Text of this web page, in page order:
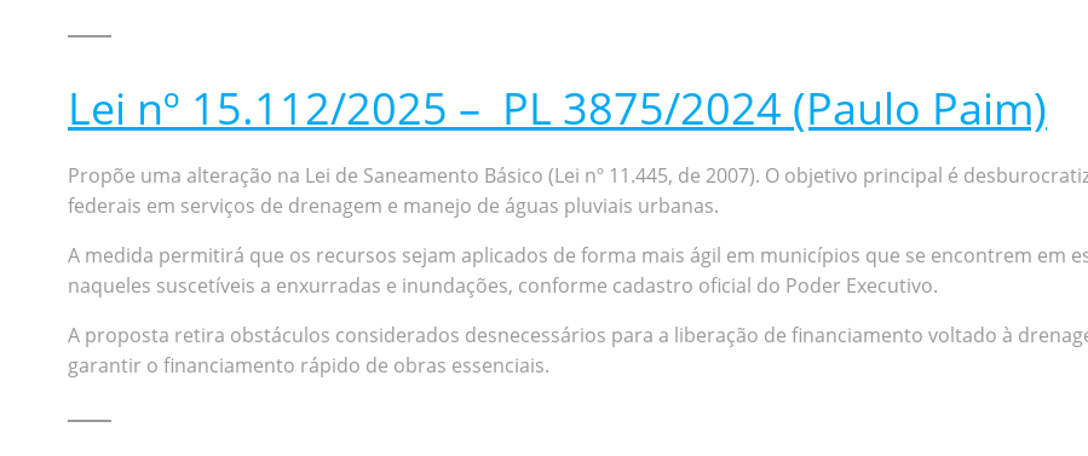
Lei nº 15.112/2025 – PL 3875/2024 (Paulo Paim)
Propõe uma alteração na Lei de Saneamento Básico (Lei nº 11.445, de 2007). O objetivo principal é
federais em serviços de drenagem e manejo de águas pluviais urbanas.
A medida permitirá que os recursos sejam aplicados de forma mais ágil em municípios que se encontrem em
naqueles suscetíveis a enxurradas e inundações, conforme cadastro oficial do Poder Executivo.
A proposta retira obstáculos considerados desnecessários para a liberação de financiamento voltado à
garantir o financiamento rápido de obras essenciais.